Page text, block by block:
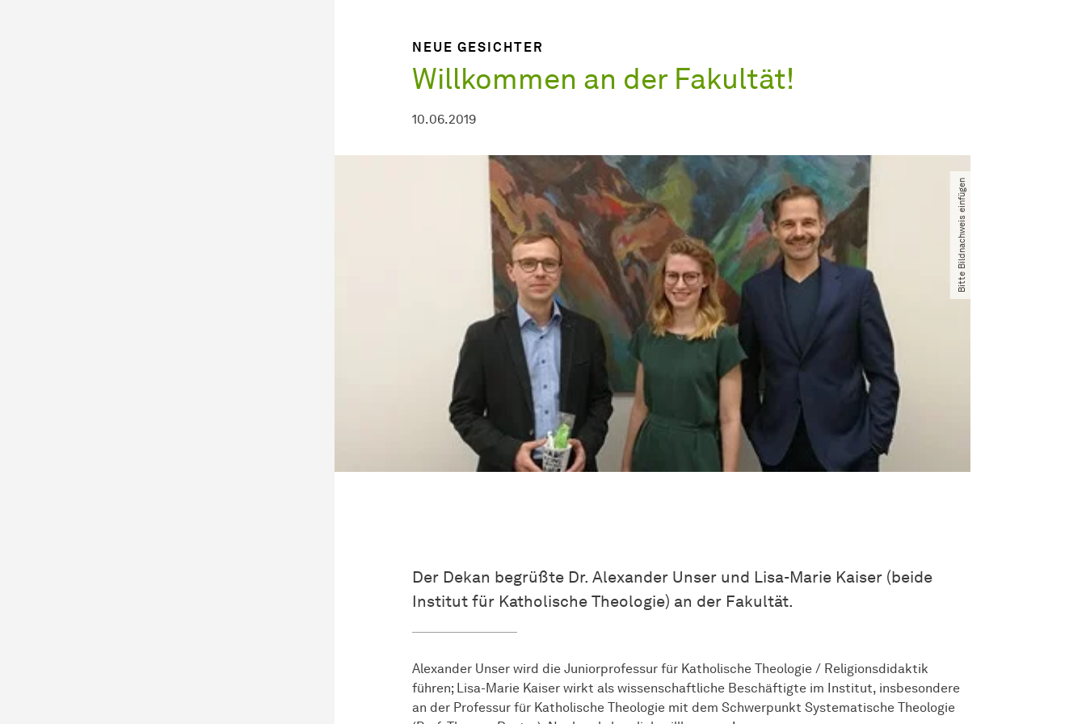
NEUE GESICHTER
Willkommen an der Fakultät!
10.06.2019
Bitte Bildnachweis einfügen
Der Dekan begrüßte Dr. Alexander Unser und Lisa-Marie Kaiser (beide
Institut für Katholische Theologie) an der Fakultät.
Alexander Unser wird die Juniorprofessur für Katholische Theologie / Religionsdidaktik
führen; Lisa-Marie Kaiser wirkt als wissenschaftliche Beschäftigte im Institut, insbesondere
an der Professur für Katholische Theologie mit dem Schwerpunkt Systematische Theologie